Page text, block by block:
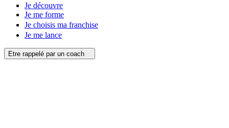
Je découvre
Je me forme
Je choisis ma franchise
Je me lance
Etre rappelé par un coach